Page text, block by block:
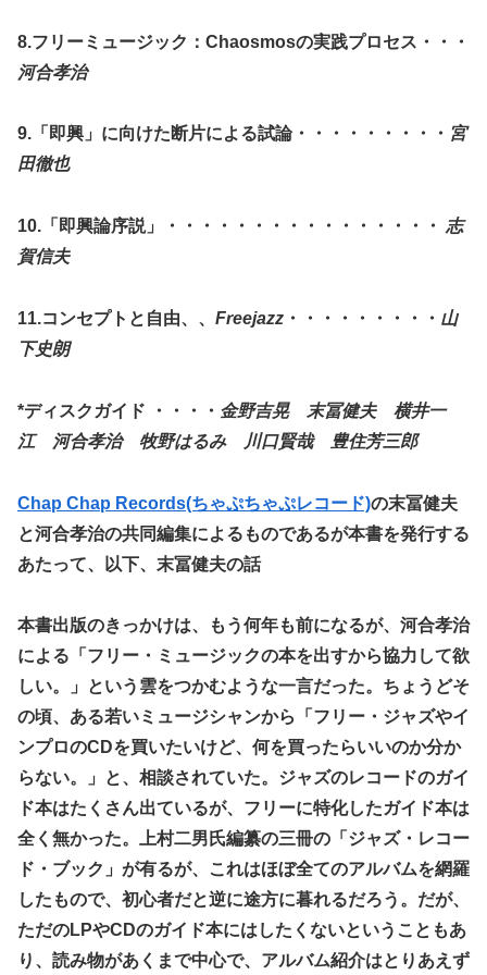
8.フリーミュージック：Chaosmosの実践プロセス・・・
河合孝治
9.「即興」に向けた断片による試論・・・・・・・・・ 宮
田徹也
10.「即興論序説」・・・・・・・・・・・・・・・・
志
賀信夫
11.コンセプトと自由、、 Freejazz ・・・・・・・・・ 山
下史朗
*ディスクガイド ・・・・ 金野吉晃 末冨健夫 横井一
江 河合孝治 牧野はるみ 川口賢哉 豊住芳三郎
Chap Chap Records(ちゃぷちゃぷレコード)の末冨健夫
と河合孝治の共同編集によるものであるが本書を発行する
あたって、以下、末冨健夫の話
本書出版のきっかけは、もう何年も前になるが、河合孝治
による「フリー・ミュージックの本を出すから協力して欲
しい。」という雲をつかむような一言だった。ちょうどそ
の頃、ある若いミュージシャンから「フリー・ジャズやイ
ンプロのCDを買いたいけど、何を買ったらいいのか分か
らない。」と、相談されていた。ジャズのレコードのガイ
ド本はたくさん出ているが、フリーに特化したガイド本は
全く無かった。上村二男氏編纂の三冊の「ジャズ・レコー
ド・ブック」が有るが、これはほぼ全てのアルバムを網羅
したもので、初心者だと逆に途方に暮れるだろう。だが、
ただのLPやCDのガイド本にはしたくないということもあ
り、読み物があくまで中心で、アルバム紹介はとりあえず